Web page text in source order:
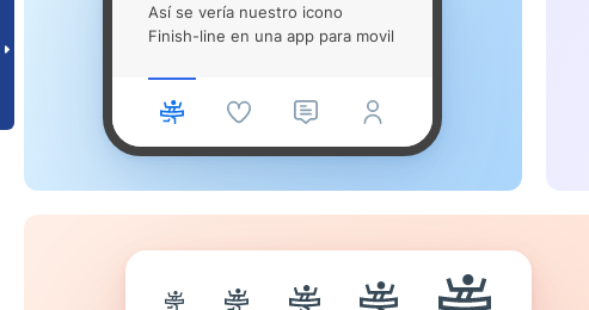
Así se vería nuestro icono
Finish-line en una app para movil